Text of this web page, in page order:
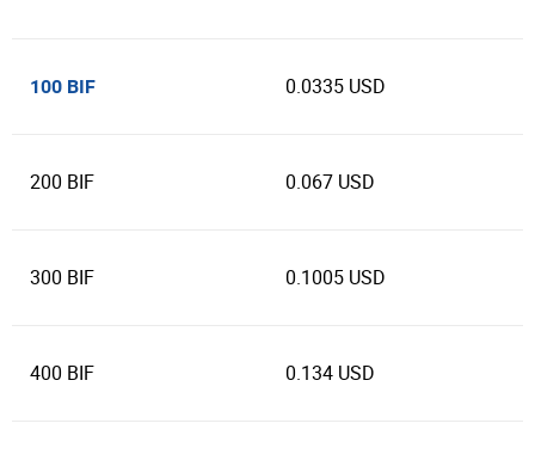
100 BIF 0.0335 USD
200 BIF 0.067 USD
300 BIF 0.1005 USD
400 BIF 0.134 USD